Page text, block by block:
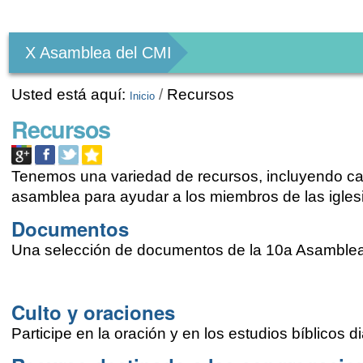
Personales
X Asamblea del CMI
Usted está aquí: Inicio / Recursos
Recursos
Tenemos una variedad de recursos, incluyendo
asamblea para ayudar a los miembros de las
Documentos
Una selección de documentos de la 10a
Culto y oraciones
Participe en la oración y en los estudios bíblicos